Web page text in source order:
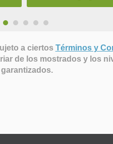
a ciertos Términos y
de los mostrados y los
garantizados.